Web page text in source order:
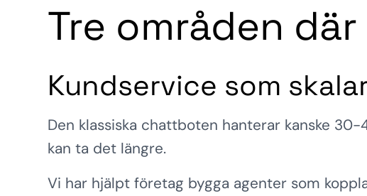
Tre områden
Kundservice som
Den klassiska chattboten hanterar kanske
kan ta det längre.
Vi har hjälpt företag bygga agenter som